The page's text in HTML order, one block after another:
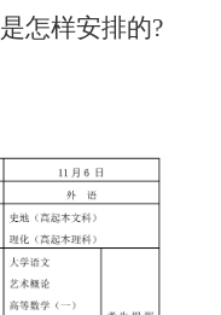
怎样安排的?